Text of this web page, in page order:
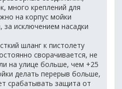
много креплений для
на корпус мойки
за исключением насадки
шланг к пистолету
сворачивается, не
на улице больше, чем +25
делать перерыв больше,
срабатывать защита от